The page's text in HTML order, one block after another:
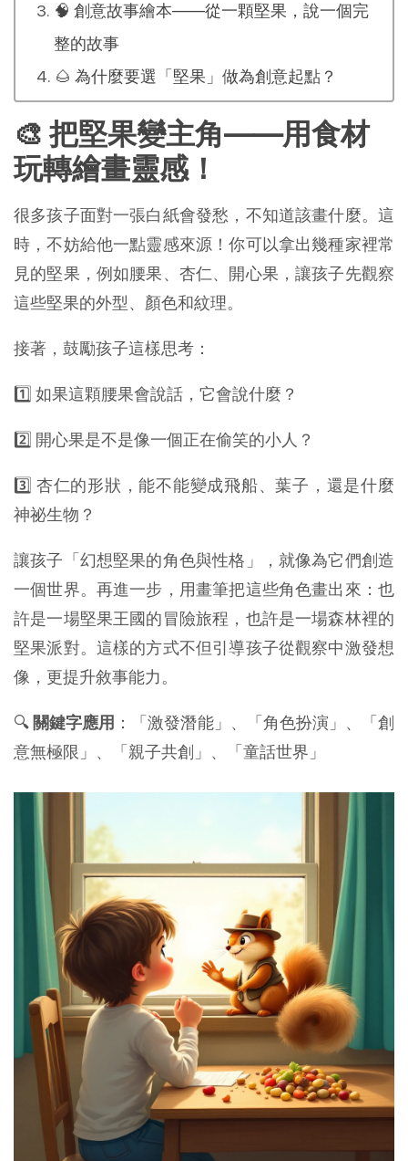
🧠 創意故事繪本——從一顆堅果，說一個完
整的故事
🌰 為什麼要選「堅果」做為創意起點？
🎨 把堅果變主角——用食材
玩轉繪畫靈感！
很多孩子面對一張白紙會發愁，不知道該畫什麼。這
時，不妨給他一點靈感來源！你可以拿出幾種家裡常
見的堅果，例如腰果、杏仁、開心果，讓孩子先觀察
這些堅果的外型、顏色和紋理。
接著，鼓勵孩子這樣思考：
1️⃣ 如果這顆腰果會說話，它會說什麼？
2️⃣ 開心果是不是像一個正在偷笑的小人？
3️⃣ 杏仁的形狀，能不能變成飛船、葉子，還是什麼
神祕生物？
讓孩子「幻想堅果的角色與性格」，就像為它們創造
一個世界。再進一步，用畫筆把這些角色畫出來：也
許是一場堅果王國的冒險旅程，也許是一場森林裡的
堅果派對。這樣的方式不但引導孩子從觀察中激發想
像，更提升敘事能力。
🔍 關鍵字應用 ：「激發潛能」、「角色扮演」、「創
意無極限」、「親子共創」、「童話世界」